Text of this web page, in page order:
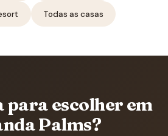
Todas as casas
para escolher em
Palms?